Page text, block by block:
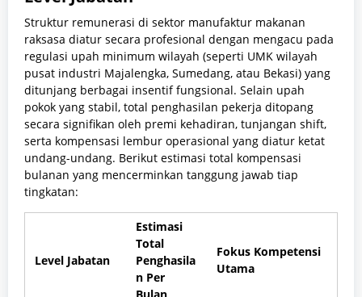
Struktur remunerasi di sektor manufaktur makanan
raksasa diatur secara profesional dengan mengacu pada
regulasi upah minimum wilayah (seperti UMK wilayah
pusat industri Majalengka, Sumedang, atau Bekasi) yang
ditunjang berbagai insentif fungsional. Selain upah
pokok yang stabil, total penghasilan pekerja ditopang
secara signifikan oleh premi kehadiran, tunjangan shift,
serta kompensasi lembur operasional yang diatur ketat
undang-undang. Berikut estimasi total kompensasi
bulanan yang mencerminkan tanggung jawab tiap
tingkatan:
Level Jabatan
Estimasi
Total
Penghasila
n Per
Fokus Kompetensi
Utama